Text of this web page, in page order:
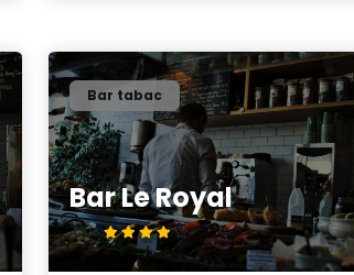
Bar Le Royal
4.3/5
Bar tabac